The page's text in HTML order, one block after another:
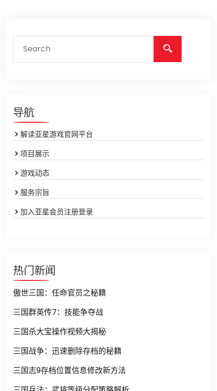
导航
解读亚星游戏官网平台
项目展示
游戏动态
服务宗旨
加入亚星会员注册登录
热门新闻
傲世三国：任命官员之秘籍
三国群英传7：技能争夺战
三国杀大宝操作视频大揭秘
三国战争：迅速删除存档的秘籍
三国志9存档位置信息修改新方法